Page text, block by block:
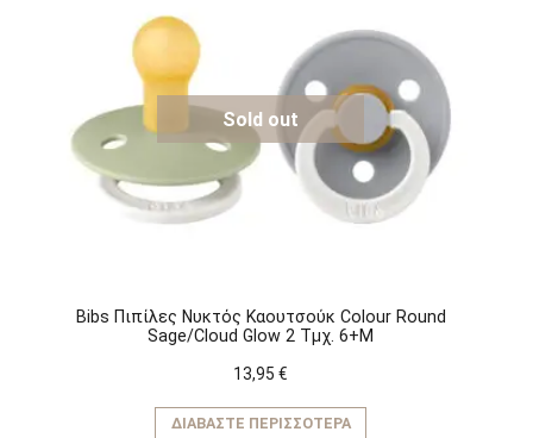
Sold out
Bibs Πιπίλες Νυκτός Καουτσούκ Colour Round
Sage/Cloud Glow 2 Τμχ. 6+M
13,95 €
ΔΙΑΒΆΣΤΕ ΠΕΡΙΣΣΌΤΕΡΑ